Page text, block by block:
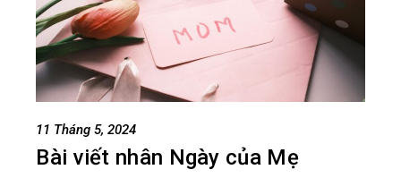
11 Tháng 5, 2024
Bài viết nhân Ngày của Mẹ